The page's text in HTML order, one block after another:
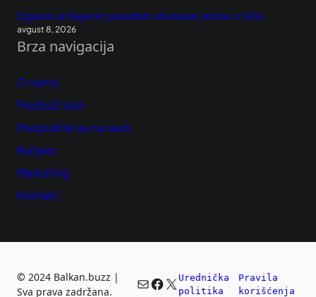
Oglasio se Rajaner povodom obustave letova iz Niša
avgust 8, 2026
Brza navigacija
O nama
Predloži Vest
Pretplatite se na vesti
Karijera
Marketing
Kontakt
© 2024 Balkan.buzz |
Sva prava zadržana.
Mail
Facebook
X Urednička
politika
Pravila
korišćenja